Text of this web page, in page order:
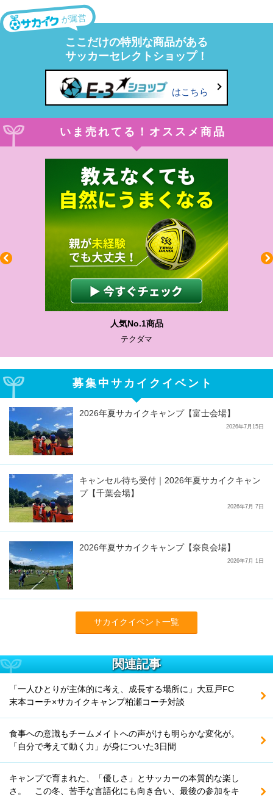
が運営
ここだけの特別な商品がある
サッカーセレクトショップ！
はこちら
いま売れてる！オススメ商品
わかりやすい質問に沿って書ける
サカイクサッカーノート
募集中サカイクイベント
2026年夏サカイクキャンプ【富士会場】
2026年7月15日
キャンセル待ち受付｜2026年夏サカイクキャン
プ【千葉会場】
2026年7月 7日
2026年夏サカイクキャンプ【奈良会場】
2026年7月 1日
サカイクイベント一覧
関連記事
「一人ひとりが主体的に考え、成長する場所に」大豆戸FC
末本コーチ×サカイクキャンプ柏瀬コーチ対談
食事への意識もチームメイトへの声がけも明らかな変化が。
「自分で考えて動く力」が身についた3日間
キャンプで育まれた、「優しさ」とサッカーの本質的な楽し
さ。 この冬、苦手な言語化にも向き合い、最後の参加をキ